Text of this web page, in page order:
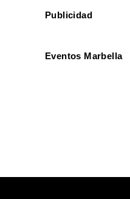
Publicidad
Eventos Marbella